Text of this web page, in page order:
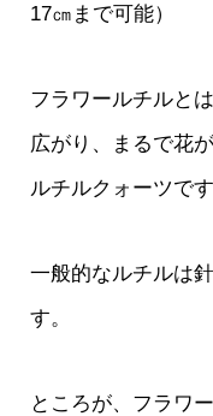
17㎝まで可能）
フラワールチルと
広がり、まるで花
ルチルクォーツです
一般的なルチルは
す。
ところが、フラワ